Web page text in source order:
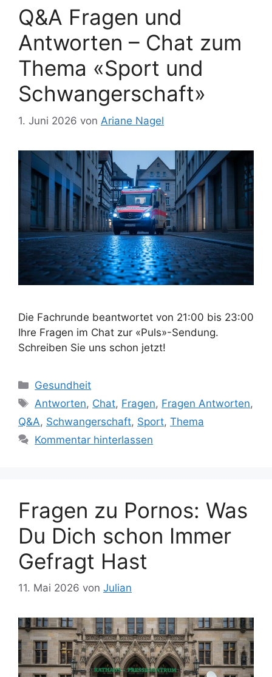
Q&A Fragen und
Antworten – Chat zum
Thema «Sport und
Schwangerschaft»
1. Juni 2026 von Ariane Nagel
Die Fachrunde beantwortet von 21:00 bis 23:00
Ihre Fragen im Chat zur «Puls»-Sendung.
Schreiben Sie uns schon jetzt!
Kategorien
Gesundheit
Schlagwörter
Antworten, Chat, Fragen, Fragen Antworten,
Q&A, Schwangerschaft, Sport, Thema
Kommentar hinterlassen
Fragen zu Pornos: Was
Du Dich schon Immer
Gefragt Hast
11. Mai 2026 von Julian